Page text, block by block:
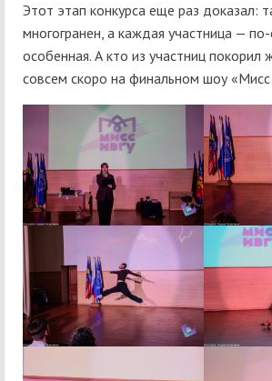
Этот этап конкурса еще раз доказал:
многогранен, а каждая участница —
особенная. А кто из участниц
совсем скоро на финальном шоу